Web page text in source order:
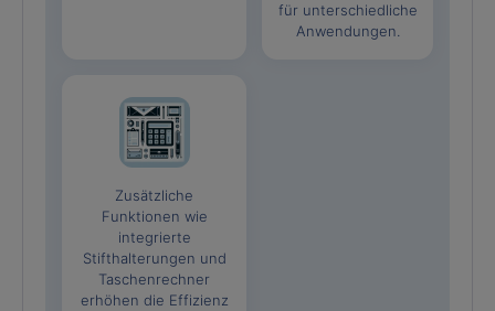
für unterschiedliche
Anwendungen.
Zusätzliche
Funktionen wie
integrierte
Stifthalterungen und
Taschenrechner
erhöhen die Effizienz